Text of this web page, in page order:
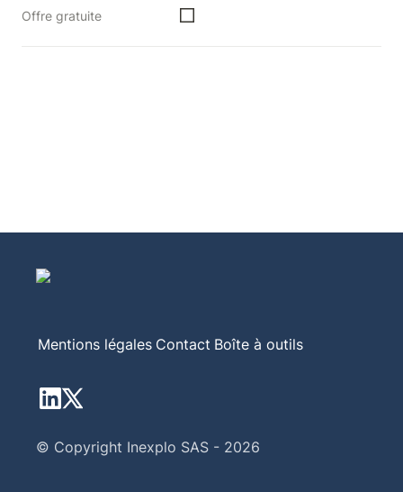
Offre gratuite
Mentions légales Contact Boîte à outils
© Copyright Inexplo SAS - 2026